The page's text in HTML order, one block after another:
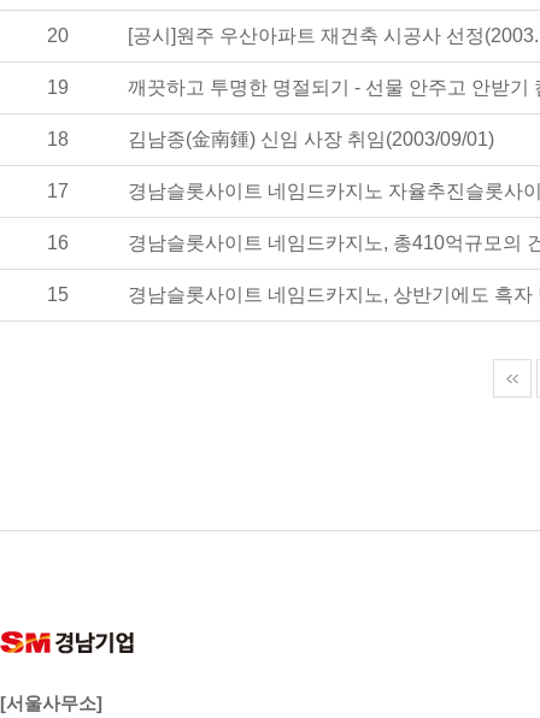
20 [공시]원주 우산아파트 재건축 시공사 선정
19 깨끗하고 투명한 명절되기 - 선물 안주고 안받기
18 김남종(金南鍾) 신임 사장 취임(2003/09/01)
17 경남슬롯사이트 네임드카지노 자율추진슬롯사
16 경남슬롯사이트 네임드카지노, 총410억규모의
15 경남슬롯사이트 네임드카지노, 상반기에도 흑자
[서울사무소]